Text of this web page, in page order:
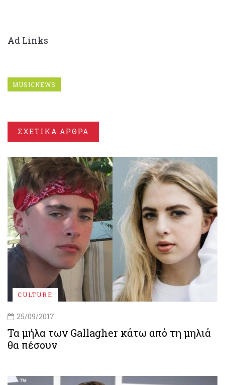
Ad Links
MUSICNEWS
ΣΧΕΤΙΚΑ ΑΡΘΡΑ
CULTURE
25/09/2017
Τα μήλα των Gallagher κάτω από τη μηλιά
θα πέσουν